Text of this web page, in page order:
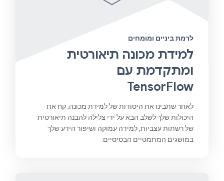
לרמת ביניים ומומחים
למידת מכונה תיאורטית
ומתקדמת עם
TensorFlow
לאחר שתבינו את היסודות של למידת מכונה, קח את
היכולות שלך לשלב הבא על ידי צלילה להבנה תיאורטית
של רשתות עצביות, למידה עמוקה ושיפור הידע שלך
במושגים המתמטיים הבסיסיים.